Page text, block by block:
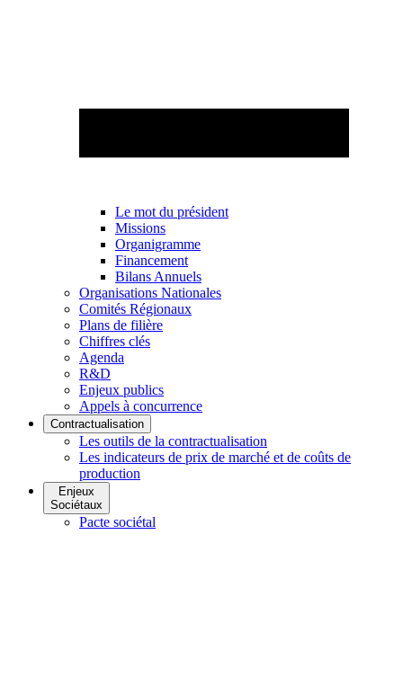
Le mot du président
Missions
Organigramme
Financement
Bilans Annuels
Organisations Nationales
Comités Régionaux
Plans de filière
Chiffres clés
Agenda
R&D
Enjeux publics
Appels à concurrence
Contractualisation
Les outils de la contractualisation
Les indicateurs de prix de marché et de coûts de
production
Enjeux
Sociétaux
Pacte sociétal